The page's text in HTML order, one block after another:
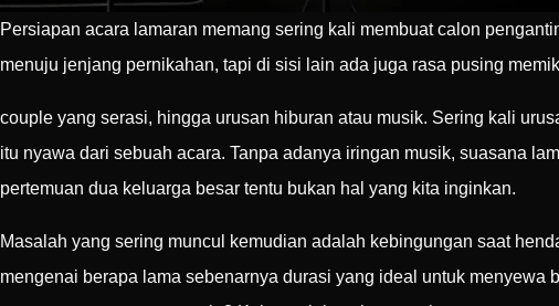
Persiapan acara lamaran memang sering kali membuat calon
menuju jenjang pernikahan, tapi di sisi lain ada juga rasa pusing
couple yang serasi, hingga urusan hiburan atau musik. Sering kali
itu nyawa dari sebuah acara. Tanpa adanya iringan musik, suasana
pertemuan dua keluarga besar tentu bukan hal yang kita inginkan.
Masalah yang sering muncul kemudian adalah kebingungan saat
mengenai berapa lama sebenarnya durasi yang ideal untuk